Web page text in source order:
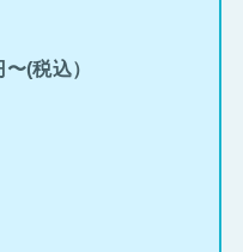
〜(税込）